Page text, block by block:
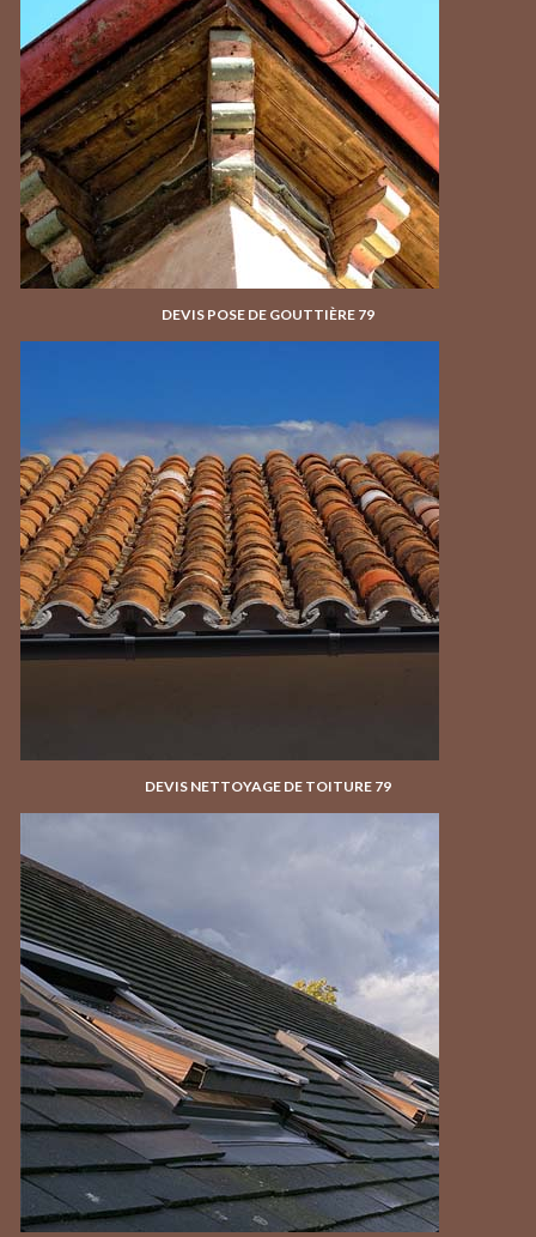
DEVIS POSE DE GOUTTIÈRE 79
DEVIS NETTOYAGE DE TOITURE 79